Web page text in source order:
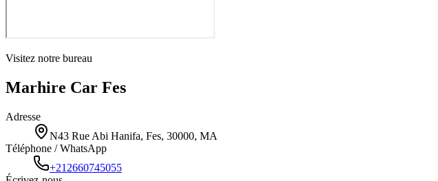
Visitez notre bureau
Marhire Car Fes
Adresse
N43 Rue Abi Hanifa, Fes, 30000, MA
Téléphone / WhatsApp
+212660745055